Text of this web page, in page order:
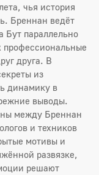
чья история
Бреннан ведёт
Бут параллельно
профессиональные
друга. В
из
динамику в
выводы.
между Бреннан
и техников
мотивы и
развязке,
решают